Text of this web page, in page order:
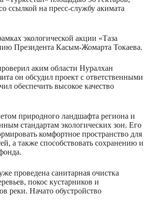
ссылкой на пресс-службу акимата
экологической акции «Таза
Президента Касым-Жомарта Токаева.
аким области Нуралхан
он обсудил проект с ответственными
обеспечить высокое качество
природного ландшафта региона и
стандартам экологических зон. Его
комфортное пространство для
а также способствовать сохранению и
проведена санитарная очистка
покос кустарников и
реки. Начато обустройство